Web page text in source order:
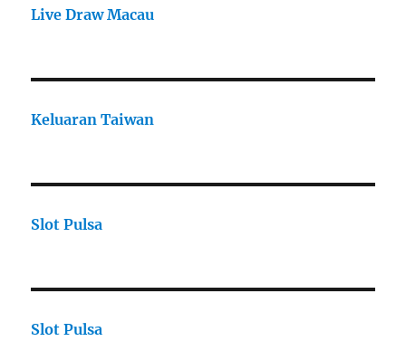
Live Draw Macau
Keluaran Taiwan
Slot Pulsa
Slot Pulsa